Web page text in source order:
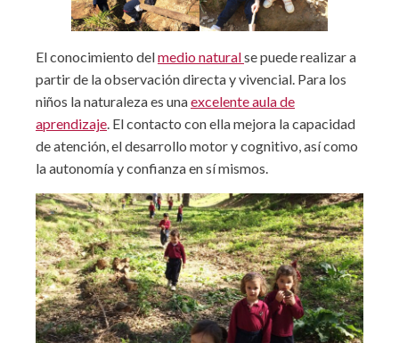
El conocimiento delmedio naturalse puede realizar a
partir de la observación directa y vivencial. Para los
niños la naturaleza es unaexcelente aula de
aprendizaje. El contacto con ella mejora la capacidad
de atención, el desarrollo motor y cognitivo, así como
la autonomía y confianza en sí mismos.